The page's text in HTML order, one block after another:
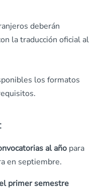
deberán
la traducción oficial al
los formatos
al año para
en septiembre.
primer semestre